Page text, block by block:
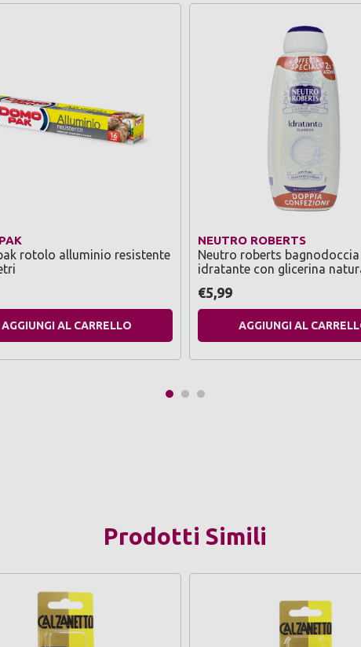
rotolo alluminio resistente
AGGIUNGI AL CARRELLO
NEUTRO ROBERTS
Neutro roberts bagnodoccia
idratante con glicerina
€5,99
AGGIUNGI AL
Prodotti Simili